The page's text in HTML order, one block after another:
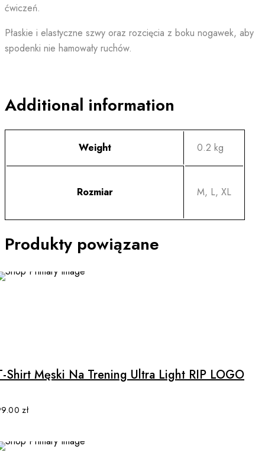
ćwiczeń.
Płaskie i elastyczne szwy oraz rozcięcia z boku nogawek, aby
spodenki nie hamowały ruchów.
Additional information
Weight 0.2 kg
Rozmiar M, L, XL
Produkty powiązane
multiple
variants.
Shirt Męski Na Trening Ultra Light RIP LOGO
zł